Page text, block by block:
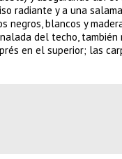
radiante y a una
negros, blancos y
del techo,
en el superior; las